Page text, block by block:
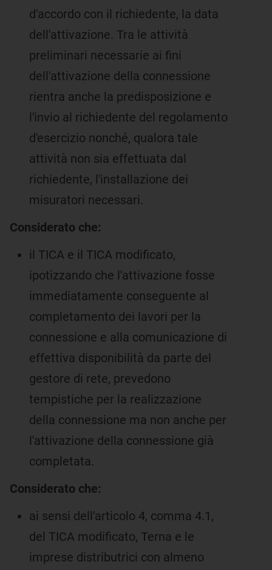
d'accordo con il richiedente, la data
dell'attivazione. Tra le attività
preliminari necessarie ai fini
dell'attivazione della connessione
rientra anche la predisposizione e
l'invio al richiedente del regolamento
d'esercizio nonché, qualora tale
attività non sia effettuata dal
richiedente, l'installazione dei
misuratori necessari.
Considerato che:
il TICA e il TICA modificato,
ipotizzando che l'attivazione fosse
immediatamente conseguente al
completamento dei lavori per la
connessione e alla comunicazione di
effettiva disponibilità da parte del
gestore di rete, prevedono
tempistiche per la realizzazione
della connessione ma non anche per
l'attivazione della connessione già
completata.
Considerato che:
ai sensi dell'articolo 4, comma 4.1,
del TICA modificato, Terna e le
imprese distributrici con almeno